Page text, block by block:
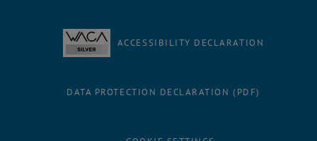
ACCESSIBILITY DECLARATION
DATA PROTECTION DECLARATION (PDF)